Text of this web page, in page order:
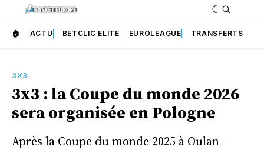
🏠 ACTU BETCLIC ELITE EUROLEAGUE TRANSFERTS
3X3
3x3 : la Coupe du monde 2026
sera organisée en Pologne
Après la Coupe du monde 2025 à Oulan-